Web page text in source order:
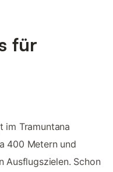
für
im Tramuntana
400 Metern und
Ausflugszielen. Schon